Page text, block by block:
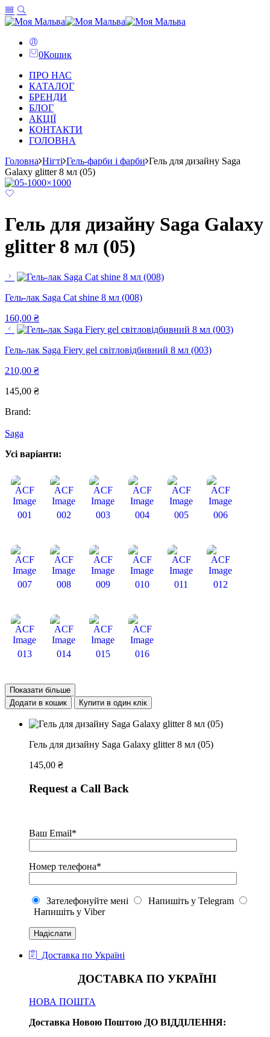
0Кошик
ПРО НАС
КАТАЛОГ
БРЕНДИ
БЛОГ
АКЦІЇ
КОНТАКТИ
ГОЛОВНА
Головна Нігті Гель-фарби і фарби Гель для дизайну Saga
Galaxy glitter 8 мл (05)
Гель для дизайну Saga Galaxy
glitter 8 мл (05)
Гель-лак Saga Cat shine 8 мл (008)
160,00 ₴
Гель-лак Saga Fiery gel світловідбивний 8 мл (003)
210,00 ₴
145,00 ₴
Brand:
Saga
Усі варіанти:
001 002 003 004 005 006
007 008 009 010 011 012
013 014 015 016
Показати більше
Додати в кошик
Купити в один клік
Гель для дизайну Saga Galaxy glitter 8 мл (05)
145,00 ₴
Request a Call Back
Ваш Email*
Номер телефона*
Зателефонуйте мені
Напишіть у Telegram
Напишіть у Viber
Доставка по Україні
ДОСТАВКА ПО УКРАЇНІ
НОВА ПОШТА
Доставка Новою Поштою ДО ВІДДІЛЕННЯ: